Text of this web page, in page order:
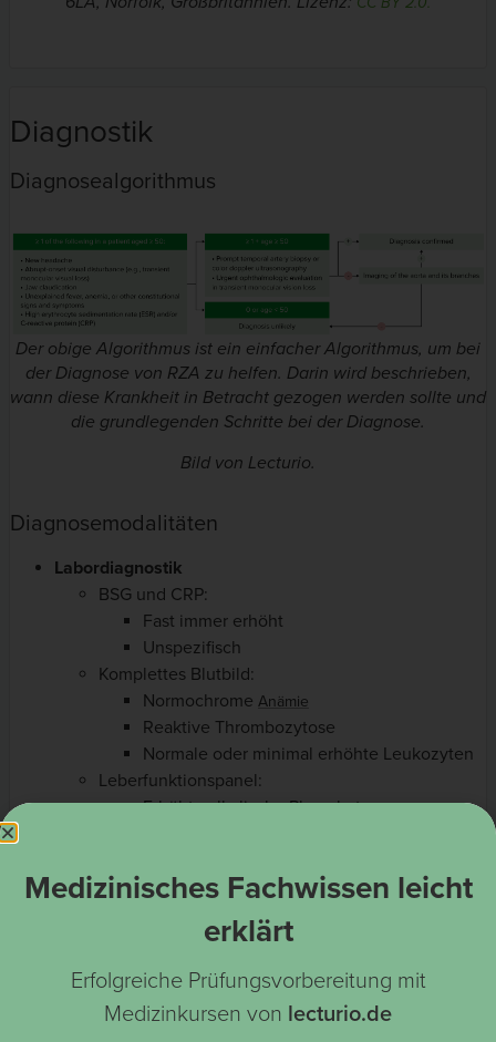
Diagnostik
Diagnosealgorithmus
Der obige Algorithmus ist ein einfacher Algorithmus, um bei
der Diagnose von RZA zu helfen. Darin wird beschrieben,
wann diese Krankheit in Betracht gezogen werden sollte und
die grundlegenden Schritte bei der Diagnose.
Bild von Lecturio.
Diagnosemodalitäten
Labordiagnostik
BSG und CRP:
Fast immer erhöht
Unspezifisch
Komplettes Blutbild:
Normochrome Anämie
Reaktive Thrombozytose
Normale oder minimal erhöhte Leukozyten
Leberfunktionspanel:
Erhöhte alkalische Phosphatase
ACR-Kriterien der Riesenzellarteriitis
temporalis) setzen für eine Diagnose voraus,
Alter > 50 Jahre
Medizinisches Fachwissen leicht
erklärt
Erfolgreiche Prüfungsvorbereitung mit
Medizinkursen von lecturio.de